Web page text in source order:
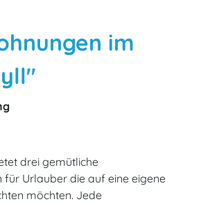
im
drei gemütliche
für Urlauber die auf eine eigene
möchten. Jede